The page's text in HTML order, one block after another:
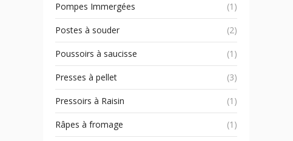
Pompes Immergées (1)
Postes à souder (2)
Poussoirs à saucisse (1)
Presses à pellet (3)
Pressoirs à Raisin (1)
Râpes à fromage (1)